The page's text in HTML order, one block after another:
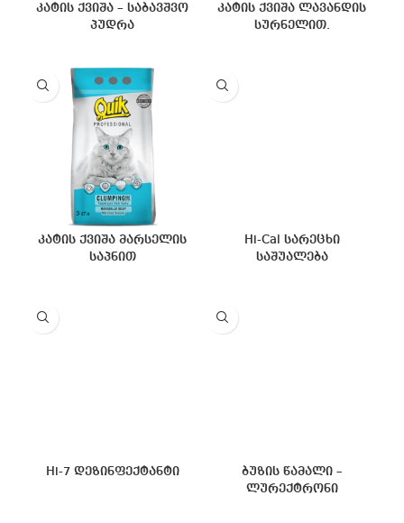
კატის ქვიშა – საბავშვო
პუდრა
კატის ქვიშა ლავანდის
სურნელით.
კატის ქვიშა მარსელის
საპნით
Hi-Cal სარეცხი
საშუალება
Hi-7 დეზინფექტანტი
ბუზის წამალი –
ლურექტრონი